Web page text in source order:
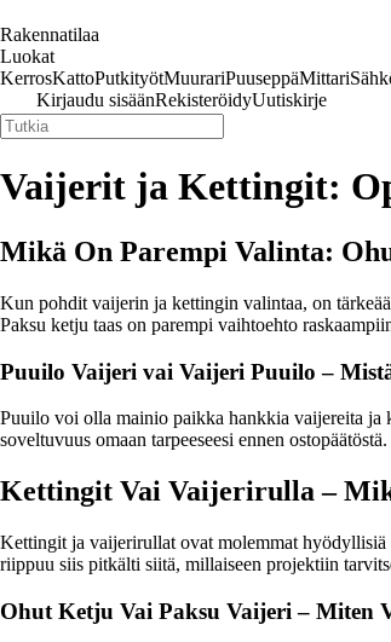
Rakennatilaa
Luokat
KerrosKattoPutkityötMuurariPuuseppäMittari
Kirjaudu sisäänRekisteröidyUutiskirje
Vaijerit ja Kettingit:
Mikä On Parempi Valinta:
Kun pohdit vaijerin ja kettingin valintaa, on
Paksu ketju taas on parempi vaihtoehto
Puuilo Vaijeri vai Vaijeri Puuilo –
Puuilo voi olla mainio paikka hankkia vaijereita ja
soveltuvuus omaan tarpeeseesi ennen ostopäätöstä.
Kettingit Vai Vaijerirulla –
Kettingit ja vaijerirullat ovat molemmat
riippuu siis pitkälti siitä, millaiseen projektiin
Ohut Ketju Vai Paksu Vaijeri – Miten